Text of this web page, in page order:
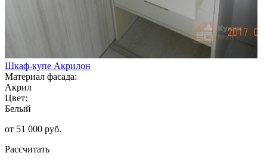
Шкаф-купе Акрилон
Материал фасада:
Акрил
Цвет:
Белый
от 51 000 руб.
Рассчитать